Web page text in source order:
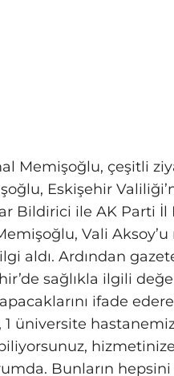
Memişoğlu, çeşitli
Eskişehir
Bildirici ile AK Parti
Vali
aldı. Ardından
sağlıkla ilgili
ifade
üniversite
Bunların